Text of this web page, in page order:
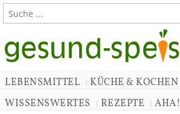
LEBENSMITTEL
KÜCHE & KOCHEN
WISSENSWERTES
REZEPTE
AHA!